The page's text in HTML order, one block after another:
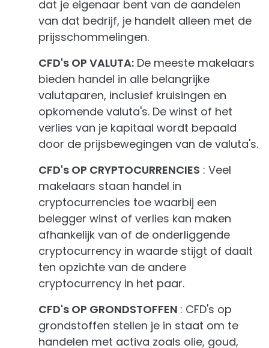
dat je eigenaar bent van de aandelen
van dat bedrijf, je handelt alleen met de
prijsschommelingen.
CFD's OP VALUTA: De meeste makelaars
bieden handel in alle belangrijke
valutaparen, inclusief kruisingen en
opkomende valuta's. De winst of het
verlies van je kapitaal wordt bepaald
door de prijsbewegingen van de valuta's.
CFD's OP CRYPTOCURRENCIES : Veel
makelaars staan handel in
cryptocurrencies toe waarbij een
belegger winst of verlies kan maken
afhankelijk van of de onderliggende
cryptocurrency in waarde stijgt of daalt
ten opzichte van de andere
cryptocurrency in het paar.
CFD's OP GRONDSTOFFEN : CFD's op
grondstoffen stellen je in staat om te
handelen met activa zoals olie, goud,